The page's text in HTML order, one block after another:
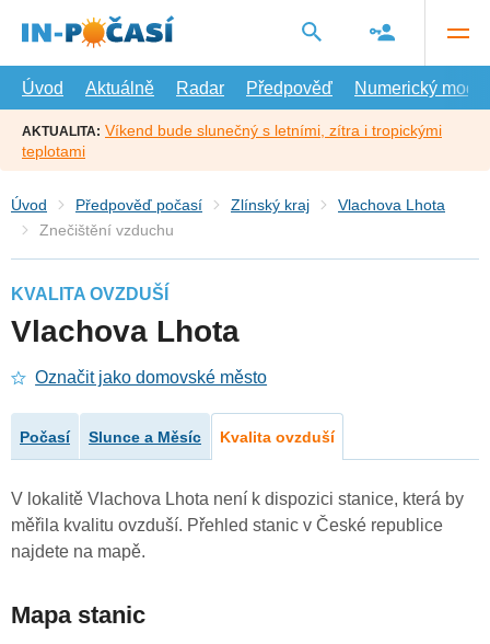
hlavní
Úvod
Aktuálně Radar Předpověď Numerický model
AKTUALITA: Víkend bude slunečný s letními, zítra i tropickými
teplotami
Úvod Předpověď počasí Zlínský kraj
Vlachova Lhota
Znečištění vzduchu
KVALITA OVZDUŠÍ
Vlachova Lhota
Označit jako domovské město
Počasí Slunce a Měsíc Kvalita ovzduší
V lokalitě Vlachova Lhota není k dispozici stanice, která by
měřila kvalitu ovzduší. Přehled stanic v České republice
najdete na mapě.
Mapa stanic